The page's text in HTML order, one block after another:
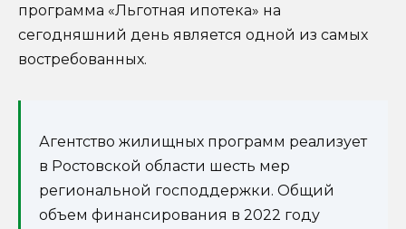
программа «Льготная ипотека» на
сегодняшний день является одной из самых
востребованных.
Агентство жилищных программ реализует
в Ростовской области шесть мер
региональной господдержки. Общий
объем финансирования в 2022 году